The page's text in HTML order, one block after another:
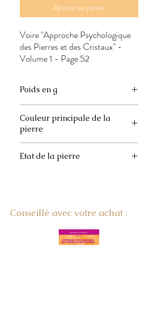
Ajouter au panier
Voire "Approche Psychologique
des Pierres et des Cristaux" -
Volume 1 - Page 52
Poids en g
Couleur principale de la
pierre
Etat de la pierre
Conseillé avec votre achat :